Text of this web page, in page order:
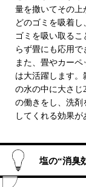
量を撒いてその上
どのゴミを吸着
ゴミを吸い取る
らず畳にも応用で
また、畳やカー
は大活躍します
の水の中に大さじ
の働きをし、洗剤
してくれる効果が
塩の“消臭